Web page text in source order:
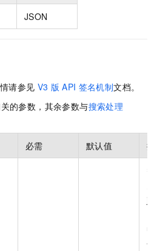
JSON
请参见 V3 版 API 签名机制文档。
的参数，其余参数与搜索处理
必需 默认值